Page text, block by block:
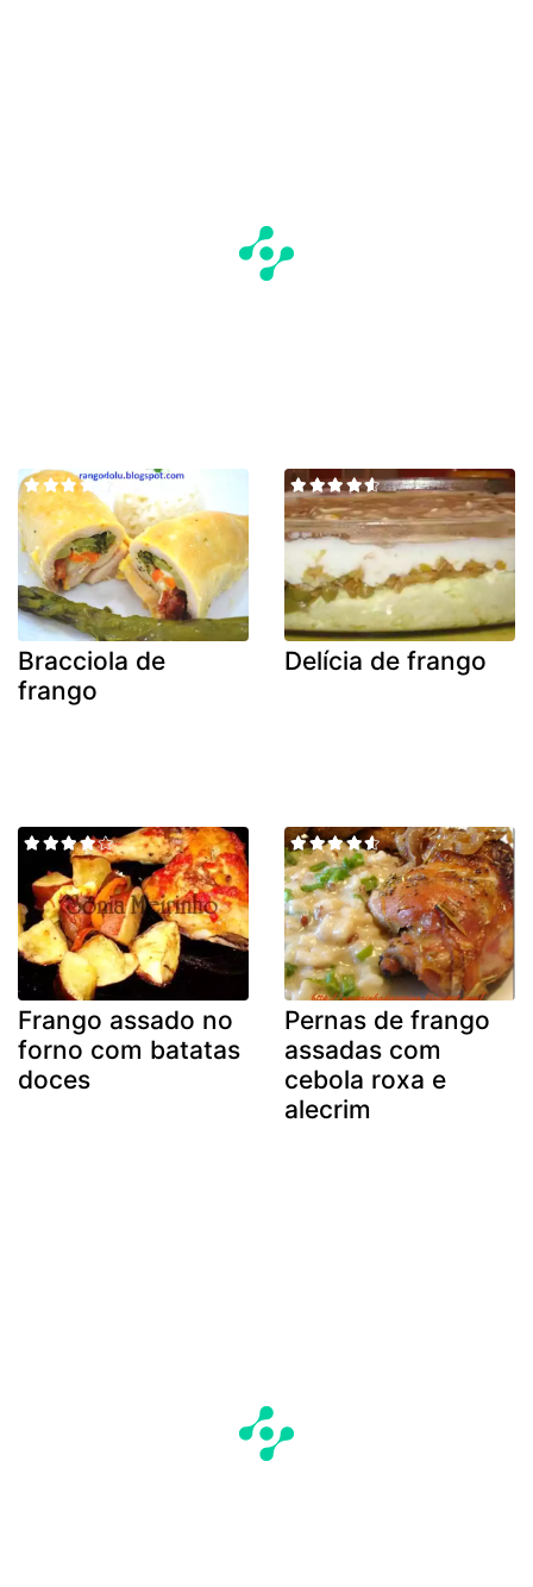
Bracciola de
frango
Delícia de frango
Frango assado no
forno com batatas
doces
Pernas de frango
assadas com
cebola roxa e
alecrim